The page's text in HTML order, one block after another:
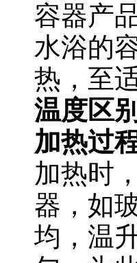
容器产
水浴的
热，至
温度区
加热过
加热时
器，如
均，温